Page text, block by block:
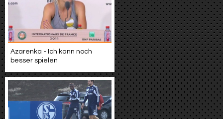
Azarenka - Ich kann noch
besser spielen